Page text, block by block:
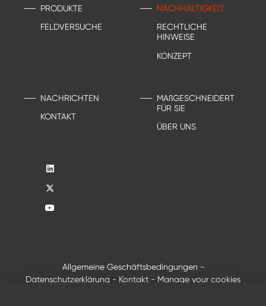
PRODUKTE
FELDVERSUCHE
NACHHALTIGKEIT
RECHTLICHE
HINWEISE
KONZEPT
NACHRICHTEN
KONTAKT
MAßGESCHNEIDERT
FÜR SIE
ÜBER UNS
Allgemeine Geschäftsbedingungen -
Datenschutzerklärung - Kontakt - Manage your cookies